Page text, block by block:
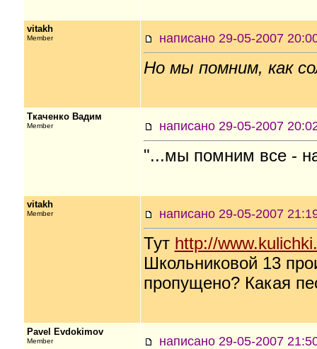
vitakh
Member написано 29-05-2007
Но мы помним, как
Ткаченко Вадим
Member написано 29-05-2007
"...мы помним все -
vitakh
Member написано 29-05-2007
Тут http://
Школьниковой 13
пропущено? Какая
Pavel Evdokimov
Member написано 29-05-2007